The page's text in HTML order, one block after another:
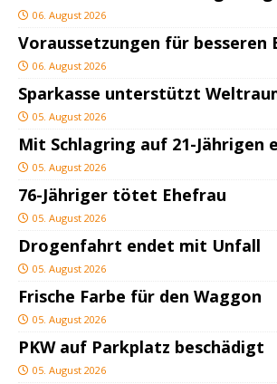
06. August 2026
Voraussetzungen für besseren
06. August 2026
Sparkasse unterstützt
05. August 2026
Mit Schlagring auf 21-Jährigen
05. August 2026
76-Jähriger tötet Ehefrau
05. August 2026
Drogenfahrt endet mit Unfall
05. August 2026
Frische Farbe für den Waggon
05. August 2026
PKW auf Parkplatz beschädigt
05. August 2026